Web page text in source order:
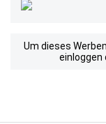
Um dieses
einloggen